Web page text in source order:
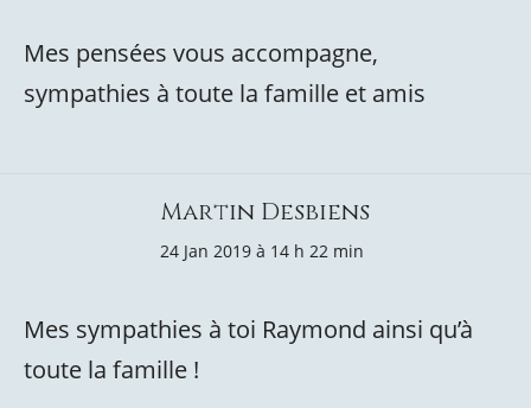
Mes pensées vous accompagne,
sympathies à toute la famille et amis
Martin Desbiens
24 Jan 2019 à 14 h 22 min
Mes sympathies à toi Raymond ainsi qu’à
toute la famille !